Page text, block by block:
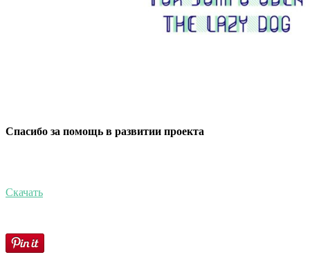
Спасибо за помощь в развитии проекта
Скачать